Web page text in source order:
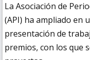
La Asociación de
(API) ha ampliado en
presentación de
premios, con los que